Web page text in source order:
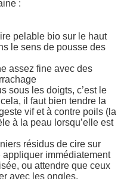
:
pelable bio sur le haut
le sens de pousse des
assez fine avec des
sous les doigts, c’est le
il faut bien tendre la
vif et à contre poils (la
à la peau lorsqu’elle est
résidus de cire sur
immédiatement
ou attendre que ceux
avec les ongles.